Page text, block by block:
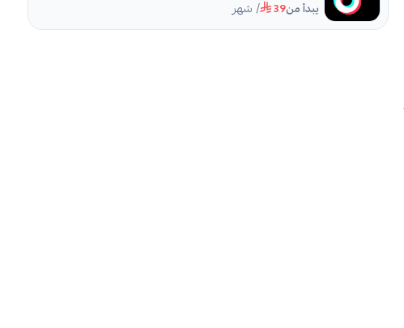
يبدأ من39 / شهر